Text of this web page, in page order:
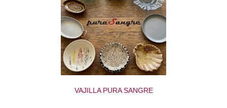
VAJILLA PURA SANGRE